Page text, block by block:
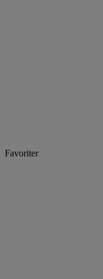
Favoriter